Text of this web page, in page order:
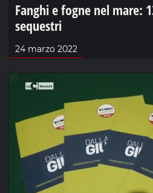
Fanghi e fogne nel mare:
sequestri
24 marzo 2022